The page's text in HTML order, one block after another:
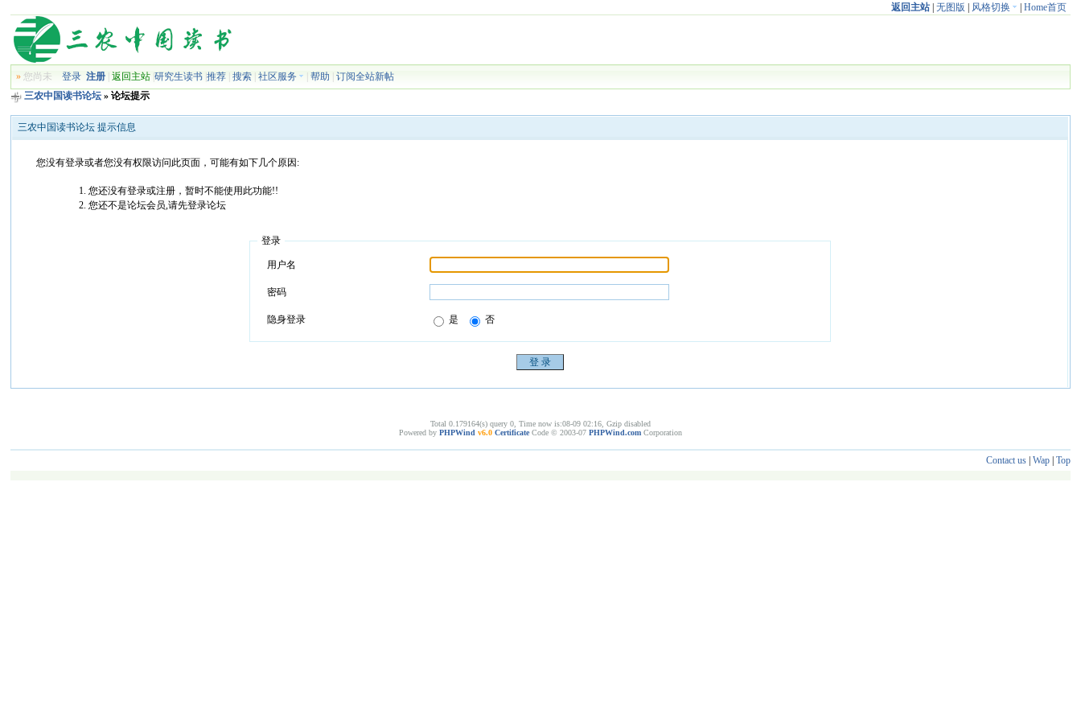
返回主站| 无图版 风格切换 Home首页
» 您尚未登录 注册 |返回主站 |研究生读书 |推荐 |搜索 |社区服务 |帮助 |订阅全站新帖
三农中国读书论坛 » 论坛提示
三农中国读书论坛 提示信息
您没有登录或者您没有权限访问此页面，可能有如下几个原因:
您还没有登录或注册，暂时不能使用此功能!!
您还不是论坛会员,请先登录论坛
登录
用户名
密码
隐身登录 是 否
Total 0.179164(s) query 0, Time now is:08-09 02:16, Gzip disabled
Powered by PHPWind v6.0 Certificate Code © 2003-07 PHPWind.com Corporation
Contact us| Wap| Top